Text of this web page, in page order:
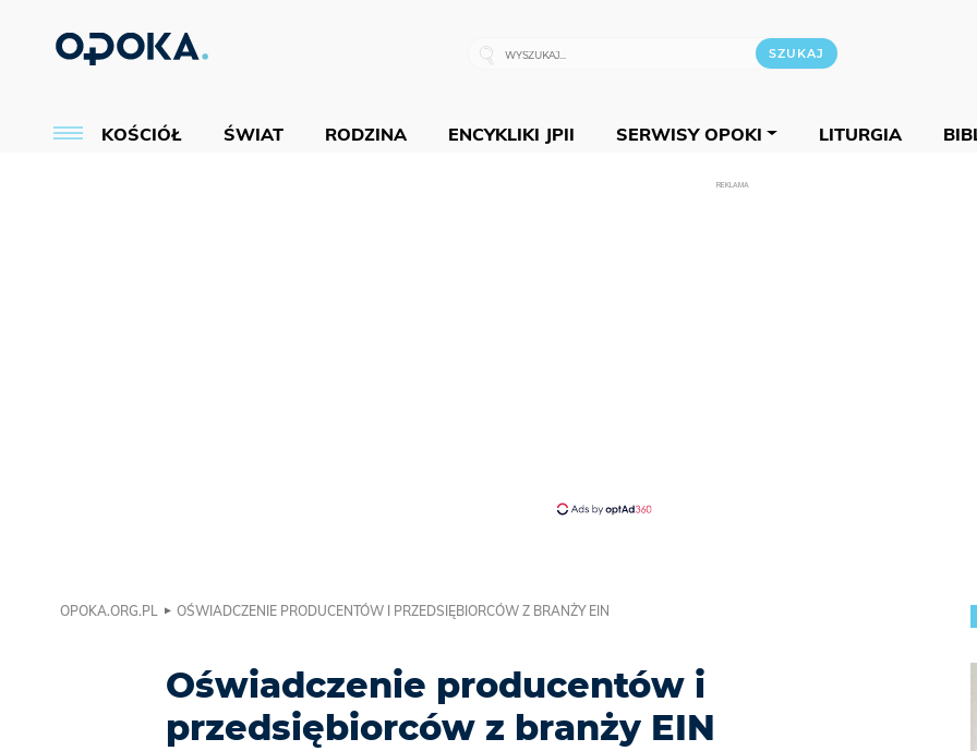
KOŚCIÓŁ ŚWIAT RODZINA ENCYKLIKI JPII SERWISY OPOKI LITURGIA
REKLAMA
OPOKA.ORG.PL OŚWIADCZENIE PRODUCENTÓW I PRZEDSIĘBIORCÓW Z BRANŻY EIN
Oświadczenie producentów i
przedsiębiorców z branży EIN